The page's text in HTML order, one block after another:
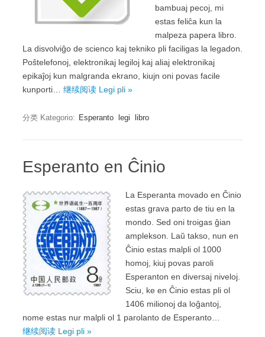
bambuaj pecoj, mi
estas feliĉa kun la
malpeza papera libro.
La disvolviĝo de scienco kaj tekniko pli faciligas la legadon.
Poŝtelefonoj, elektronikaj legiloj kaj aliaj elektronikaj
epikaĵoj kun malgranda ekrano, kiujn oni povas facile
kunporti… 继续阅读 Legi pli »
分类 Kategorio: Esperanto legi libro
Esperanto en Ĉinio
La Esperanta movado en Ĉinio
estas grava parto de tiu en la
mondo. Sed oni troigas ĝian
amplekson. Laŭ takso, nun en
Ĉinio estas malpli ol 1000
homoj, kiuj povas paroli
Esperanton en diversaj niveloj.
Sciu, ke en Ĉinio estas pli ol
1406 milionoj da loĝantoj,
nome estas nur malpli ol 1 parolanto de Esperanto…
继续阅读 Legi pli »